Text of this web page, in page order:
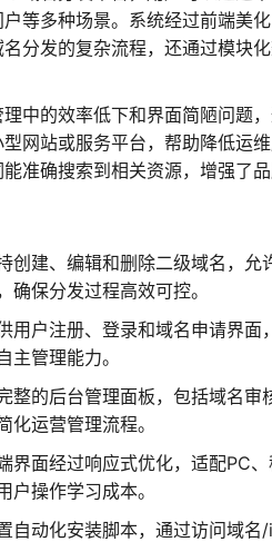
等多种场景。系统经过前端美
分发的复杂流程，还通过模块
中的效率低下和界面简陋问题
网站或服务平台，帮助降低运
准确搜索到相关资源，增强了品
创建、编辑和删除二级域名，
确保分发过程高效可控。
用户注册、登录和域名申请界
主管理能力。
整的后台管理面板，包括域名
化运营管理流程。
界面经过响应式优化，适配PC
户操作学习成本。
自动化安装脚本，通过访问域